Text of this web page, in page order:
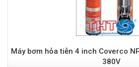
Máy bơm hỏa tiễn 4 inch Coverco
380V